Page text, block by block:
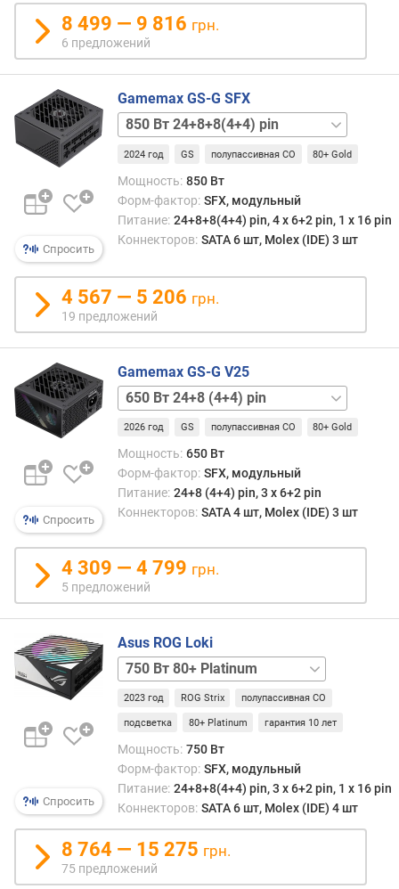
о
б
а
в
е
н
и
я
п
о
о
ч
с
в
у
п
р
е
д
о
ж
е
н
и
й
м
о
н
о
(
В
т
)
8 499 — 9 816 грн.
6 предложений
Спросить
Gamemax GS-G SFX
650 Вт
24+8
(4+4) pin
650 Вт
24+8
(4+4) pin
белый
750 Вт
24+8+8(4+4) pin
850 Вт
24+8+8(4+4) pin
белый
2024 год GS полупассивная СО 80+ Gold
Мощность: 850 Вт
Форм-фактор: SFX, модульный
Питание: 24+8+8(4+4) pin, 4 х 6+2 pin, 1 x 16 pin
Коннекторов: SATA 6 шт, Molex (IDE) 3 шт
4 567 — 5 206 грн.
19 предложений
Спросить
Gamemax GS-G V25
650 Вт
24+8
(4+4) pin
белый
750 Вт
24+8+8(4+4) pin
750 Вт
24+8+8(4+4) pin
белый
850 Вт
24+8+8(4+4) pin
2026 год GS полупассивная СО 80+ Gold
Мощность: 650 Вт
Форм-фактор: SFX, модульный
Питание: 24+8 (4+4) pin, 3 х 6+2 pin
Коннекторов: SATA 4 шт, Molex (IDE) 3 шт
4 309 — 4 799 грн.
5 предложений
Спросить
Asus ROG Loki
850 Вт
80+
Platinum
850 Вт
Platinum
белый
1000 Вт
80+
Platinum
1200 Вт
80+
2023 год ROG Strix полупассивная СО
подсветка 80+ Platinum гарантия 10 лет
Мощность: 750 Вт
Форм-фактор: SFX, модульный
Питание: 24+8+8(4+4) pin, 3 х 6+2 pin, 1 x 16 pin
Коннекторов: SATA 6 шт, Molex (IDE) 4 шт
8 764 — 15 275 грн.
75 предложений